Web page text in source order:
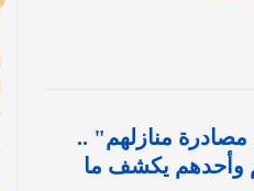
منازلهم" ..
وأحدهم يكشف ما